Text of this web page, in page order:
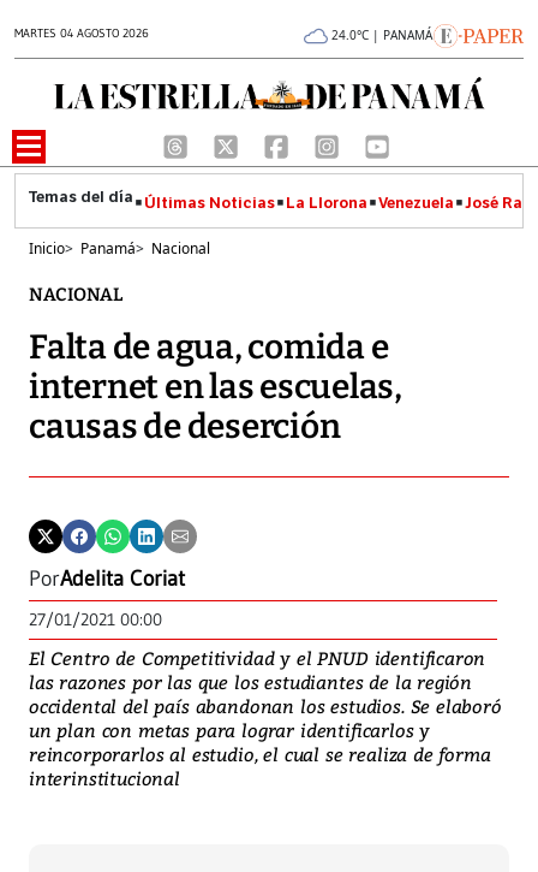
MARTES 04 AGOSTO 2026 24.0°C | PANAMÁ
Últimas Noticias La Llorona Venezuela José
Inicio> Panamá> Nacional
NACIONAL
Falta de agua, comida e
internet en las escuelas,
causas de deserción
PorAdelita Coriat
27/01/2021 00:00
El Centro de Competitividad y el PNUD identificaron
las razones por las que los estudiantes de la región
occidental del país abandonan los estudios. Se elaboró
un plan con metas para lograr identificarlos y
reincorporarlos al estudio, el cual se realiza de forma
interinstitucional